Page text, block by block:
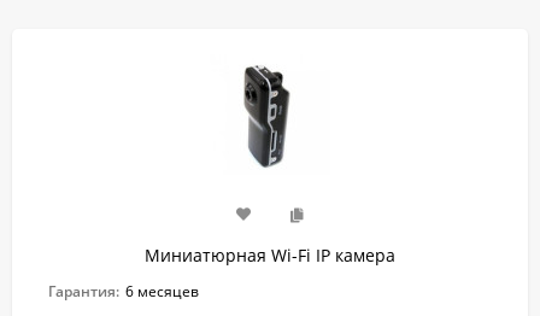
Миниатюрная Wi-Fi IP камера
Гарантия: 6 месяцев